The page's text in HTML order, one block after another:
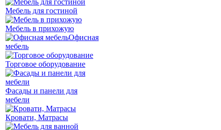
Мебель для гостиной
Мебель в прихожую
Офисная
мебель
Торговое оборудование
Фасады и панели для
мебели
Кровати, Матрасы